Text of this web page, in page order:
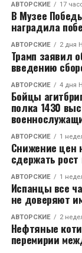
инициатива
службы
перевозчик не
обязательств.
будет
дороги.
RELATED TOPICS:
CЛЕДУЮЩЕЕ
Взятка со
области
НЕ ПРОПУСТИТЕ
Пожар
районе
АВТОРСКИЕ 17
В Музее
наградила
АВТОРСКИЕ 2 дня
Трамп заявил
введению
АВТОРСКИЕ 4 дня
Бойцы
полка 1430
АВТОРСКИЕ 1
Снижение цен
сдержать
АВТОРСКИЕ 1
Испанцы все
не доверяют
АВТОРСКИЕ 2
Нефтяные
перемирии